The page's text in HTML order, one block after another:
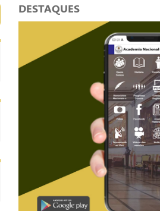
DESTAQUES